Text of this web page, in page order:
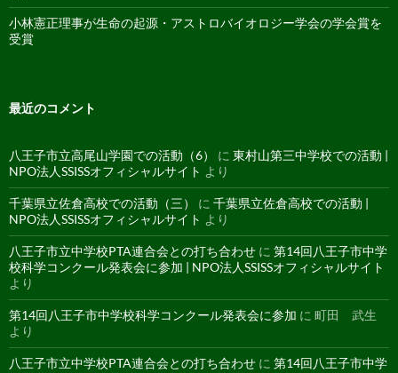
小林憲正理事が生命の起源・アストロバイオロジー学会の学会賞を
受賞
最近のコメント
八王子市立高尾山学園での活動（6） に 東村山第三中学校での活動 |
NPO法人SSISSオフィシャルサイト より
千葉県立佐倉高校での活動（三） に 千葉県立佐倉高校での活動 |
NPO法人SSISSオフィシャルサイト より
八王子市立中学校PTA連合会との打ち合わせ に 第14回八王子市中学
校科学コンクール発表会に参加 | NPO法人SSISSオフィシャルサイト
より
第14回八王子市中学校科学コンクール発表会に参加 に 町田 武生
より
八王子市立中学校PTA連合会との打ち合わせ に 第14回八王子市中学